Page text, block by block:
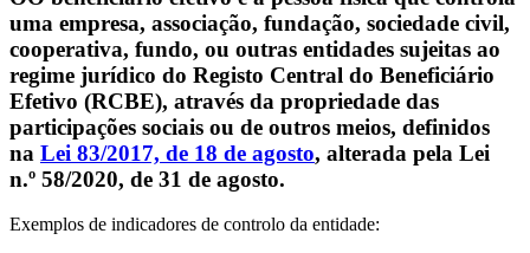
uma empresa, associação, fundação, sociedade civil,
cooperativa, fundo, ou outras entidades sujeitas ao
regime jurídico do Registo Central do Beneficiário
Efetivo (RCBE), através da propriedade das
participações sociais ou de outros meios, definidos
na Lei 83/2017, de 18 de agosto, alterada pela Lei
n.º 58/2020, de 31 de agosto.
Exemplos de indicadores de controlo da entidade: